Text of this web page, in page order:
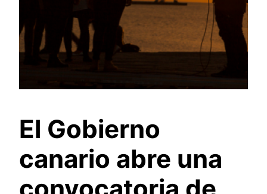
El Gobierno
canario abre una